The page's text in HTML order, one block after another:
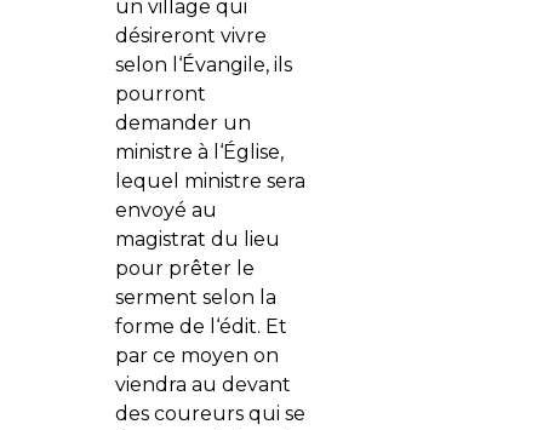
un village qui
désireront vivre
selon l‘Évangile, ils
pourront
demander un
ministre à l‘Église,
lequel ministre sera
envoyé au
magistrat du lieu
pour prêter le
serment selon la
forme de l‘édit. Et
par ce moyen on
viendra au devant
des coureurs qui se